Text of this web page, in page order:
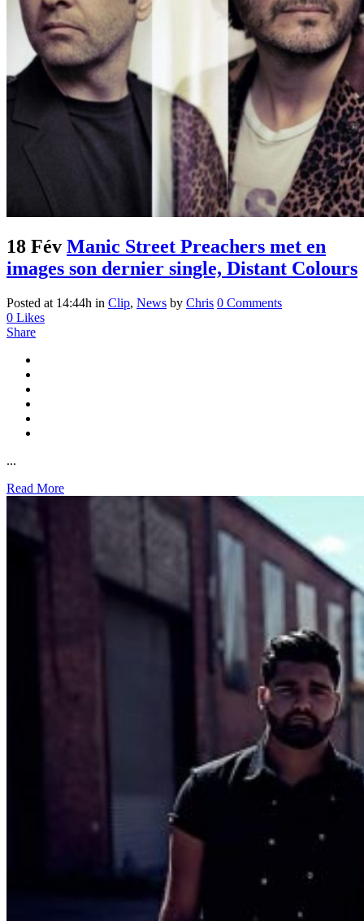
18 Fév Manic Street Preachers met en
images son dernier single, Distant Colours
Posted at 14:44h in Clip, News by Chris 0 Comments
0 Likes
Share
...
Read More